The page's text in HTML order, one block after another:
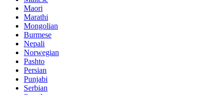
Maori
Marathi
Mongolian
Burmese
Nepali
Norwegian
Pashto
Persian
Punjabi
Serbian